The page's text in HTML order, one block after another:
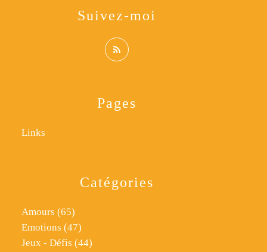
Catégories
Amours (65)
Emotions (47)
Jeux - Défis (44)
Pages
Links
Suivez-moi